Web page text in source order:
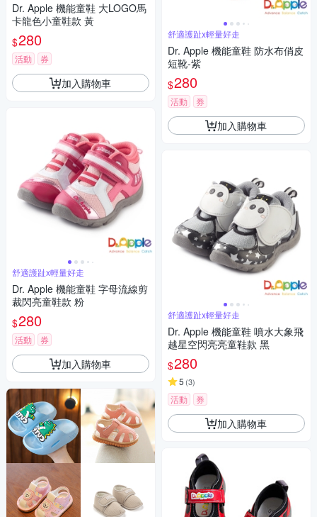
Dr. Apple 機能童鞋 大LOGO馬
卡龍色小童鞋款 黃
$280
活動 券
加入購物車
舒適護趾x輕量好走
Dr. Apple 機能童鞋 字母流線剪
裁閃亮童鞋款 粉
$280
活動 券
加入購物車
舒適護趾x輕量好走
Dr. Apple 機能童鞋 防水布俏皮
短靴-紫
$280
活動 券
加入購物車
舒適護趾x輕量好走
Dr. Apple 機能童鞋 噴水大象飛
越星空閃亮亮童鞋款 黑
$280
5 (3)
活動 券
加入購物車